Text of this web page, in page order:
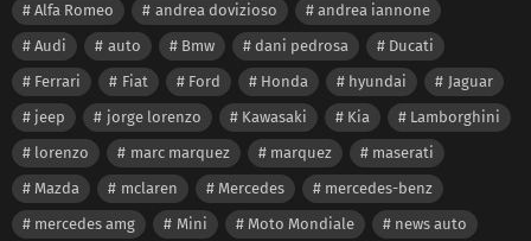
Alfa Romeo andrea dovizioso
andrea iannone
Audi
auto Bmw dani pedrosa
Ducati
Ferrari
Fiat Ford Honda hyundai
Jaguar
jeep
jorge lorenzo Kawasaki Kia
Lamborghini
lorenzo
marc marquez marquez
maserati
Mazda
mclaren Mercedes
mercedes-benz
mercedes amg
Mini Moto Mondiale
news auto